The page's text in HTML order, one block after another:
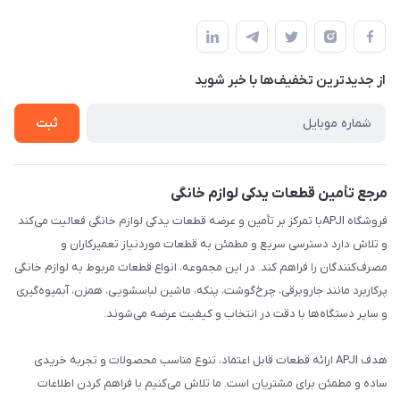
لیست محصولات
درباره ما
قوانین و مقررات
حریم خصوصی
راهنما
از جدید‌ترین تخفیف‌ها با‌ خبر شوید
ثبت
مرجع تأمین قطعات یدکی لوازم خانگی
فروشگاه APJIبا تمرکز بر تأمین و عرضه قطعات یدکی لوازم خانگی فعالیت می‌کند
و تلاش دارد دسترسی سریع و مطمئن به قطعات موردنیاز تعمیرکاران و
مصرف‌کنندگان را فراهم کند. در این مجموعه، انواع قطعات مربوط به لوازم خانگی
پرکاربرد مانند جاروبرقی، چرخ‌گوشت، پنکه، ماشین لباسشویی، همزن، آبمیوه‌گیری
و سایر دستگاه‌ها با دقت در انتخاب و کیفیت عرضه می‌شوند.
هدف APJI ارائه قطعات قابل اعتماد، تنوع مناسب محصولات و تجربه خریدی
ساده و مطمئن برای مشتریان است. ما تلاش می‌کنیم با فراهم کردن اطلاعات